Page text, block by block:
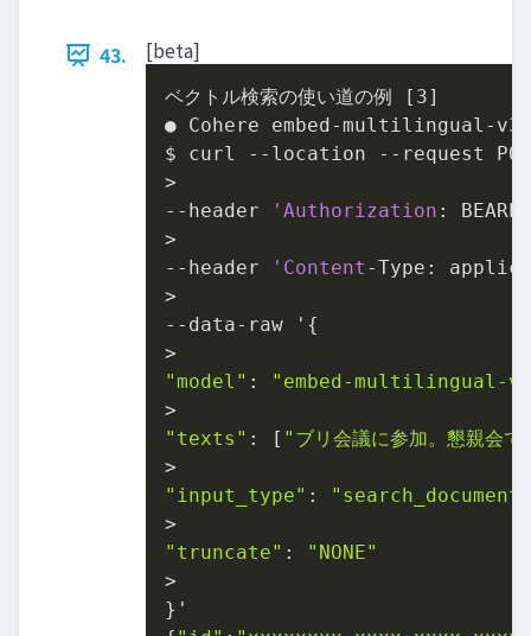
43. [beta]
ベクトル検索の使い道の例 [ 3]
● Cohere embed-multilingual-v3.
$ curl --location --request
>
--header
'Authorization :
>
--header
'Content -Type:
>
--data-raw '{
"model" :
"embed-multilingual-
"texts" : [ "ブリ会議に参加。懇親会
"input_type" :
"search_document"
"truncate" :
"NONE"
>
}'